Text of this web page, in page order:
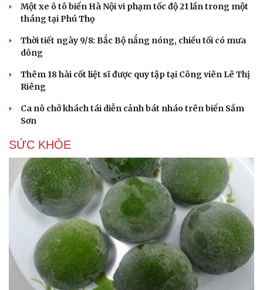
Một xe ô tô biển Hà Nội vi phạm tốc độ 21 lần trong một
tháng tại Phú Thọ
Thời tiết ngày 9/8: Bắc Bộ nắng nóng, chiều tối có mưa
dông
Thêm 18 hài cốt liệt sĩ được quy tập tại Công viên Lê Thị
Riêng
Ca nô chở khách tái diễn cảnh bát nháo trên biển Sầm
Sơn
SỨC KHỎE